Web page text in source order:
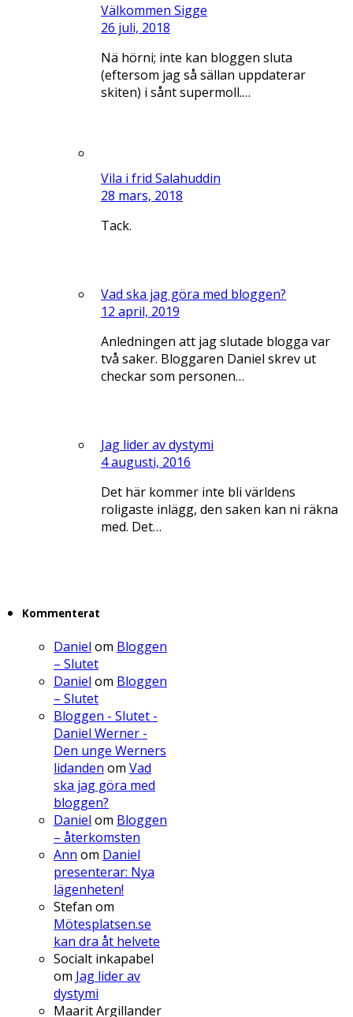
Välkommen Sigge
26 juli, 2018
Nä hörni; inte kan bloggen sluta
(eftersom jag så sällan uppdaterar
skiten) i sånt supermoll.…
Vila i frid Salahuddin
28 mars, 2018
Tack.
Vad ska jag göra med bloggen?
12 april, 2019
Anledningen att jag slutade blogga var
två saker. Bloggaren Daniel skrev ut
checkar som personen…
Jag lider av dystymi
4 augusti, 2016
Det här kommer inte bli världens
roligaste inlägg, den saken kan ni räkna
med. Det…
Kommenterat
Daniel om Bloggen
– Slutet
Daniel om Bloggen
– Slutet
Bloggen - Slutet -
Daniel Werner -
Den unge Werners
lidanden om Vad
ska jag göra med
bloggen?
Daniel om Bloggen
– återkomsten
Ann om Daniel
presenterar: Nya
lägenheten!
Stefan om
Mötesplatsen.se
kan dra åt helvete
Socialt inkapabel
om Jag lider av
dystymi
Maarit Argillander